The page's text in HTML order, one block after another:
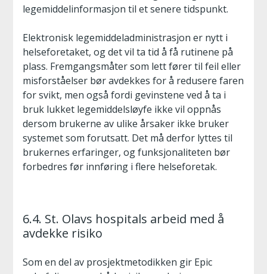
legemiddelinformasjon til et senere tidspunkt.
Elektronisk legemiddeladministrasjon er nytt i
helseforetaket, og det vil ta tid å få rutinene på
plass. Fremgangsmåter som lett fører til feil eller
misforståelser bør avdekkes for å redusere faren
for svikt, men også fordi gevinstene ved å ta i
bruk lukket legemiddelsløyfe ikke vil oppnås
dersom brukerne av ulike årsaker ikke bruker
systemet som forutsatt. Det må derfor lyttes til
brukernes erfaringer, og funksjonaliteten bør
forbedres før innføring i flere helseforetak.
6.4. St. Olavs hospitals arbeid med å
avdekke risiko
Som en del av prosjektmetodikken gir Epic